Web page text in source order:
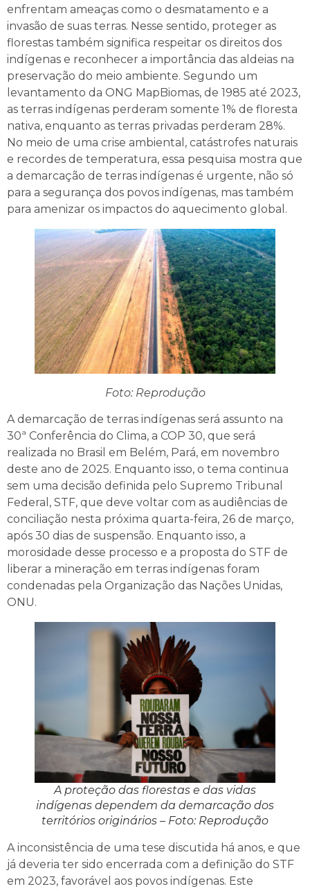
enfrentam ameaças como o desmatamento e a
invasão de suas terras. Nesse sentido, proteger as
florestas também significa respeitar os direitos dos
indígenas e reconhecer a importância das aldeias na
preservação do meio ambiente. Segundo um
levantamento da ONG MapBiomas, de 1985 até 2023,
as terras indígenas perderam somente 1% de floresta
nativa, enquanto as terras privadas perderam 28%.
No meio de uma crise ambiental, catástrofes naturais
e recordes de temperatura, essa pesquisa mostra que
a demarcação de terras indígenas é urgente, não só
para a segurança dos povos indígenas, mas também
para amenizar os impactos do aquecimento global.
Foto: Reprodução
A demarcação de terras indígenas será assunto na
30ª Conferência do Clima, a COP 30, que será
realizada no Brasil em Belém, Pará, em novembro
deste ano de 2025. Enquanto isso, o tema continua
sem uma decisão definida pelo Supremo Tribunal
Federal, STF, que deve voltar com as audiências de
conciliação nesta próxima quarta-feira, 26 de março,
após 30 dias de suspensão. Enquanto isso, a
morosidade desse processo e a proposta do STF de
liberar a mineração em terras indígenas foram
condenadas pela Organização das Nações Unidas,
ONU.
A proteção das florestas e das vidas
indígenas dependem da demarcação dos
territórios originários – Foto: Reprodução
A inconsistência de uma tese discutida há anos, e que
já deveria ter sido encerrada com a definição do STF
em 2023, favorável aos povos indígenas. Este